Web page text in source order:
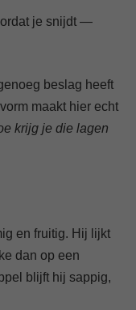
je snijdt —
beslag heeft
maakt hier echt
krijg je die lagen
en fruitig. Hij lijkt
dan op een
blijft hij sappig,